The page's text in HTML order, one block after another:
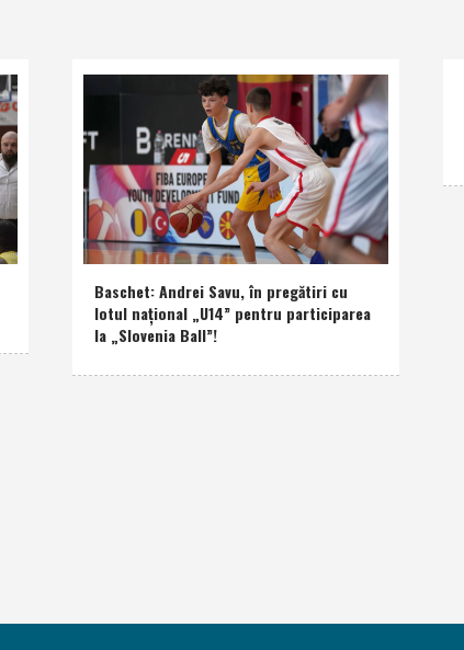
Baschet: Andrei Savu, în pregătiri cu
lotul naţional „U14” pentru participarea
la „Slovenia Ball”!